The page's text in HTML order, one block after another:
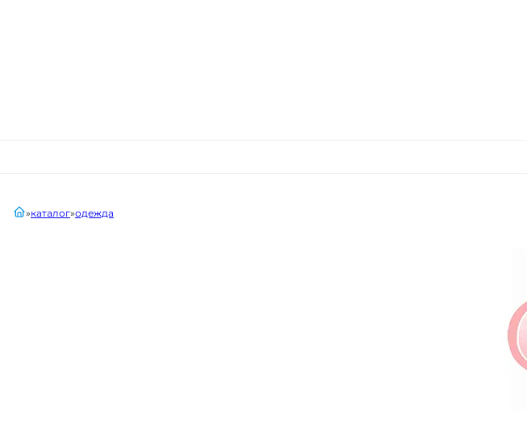
главнаякаталог одежда